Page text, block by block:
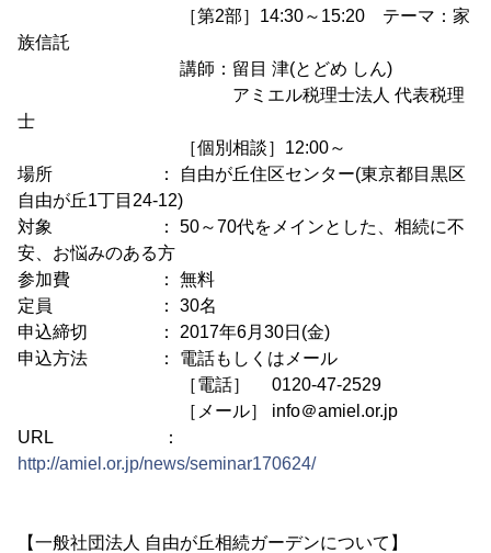
［第2部］14:30～15:20 テーマ：家
族信託
講師：留目 津(とどめ しん)
アミエル税理士法人 代表税理
士
［個別相談］12:00～
場所 ： 自由が丘住区センター(東京都目黒区
自由が丘1丁目24-12)
対象 ： 50～70代をメインとした、相続に不
安、お悩みのある方
参加費 ： 無料
定員 ： 30名
申込締切 ： 2017年6月30日(金)
申込方法 ： 電話もしくはメール
［電話］ 0120-47-2529
［メール］ info＠amiel.or.jp
URL ：
http://amiel.or.jp/news/seminar170624/
【一般社団法人 自由が丘相続ガーデンについて】